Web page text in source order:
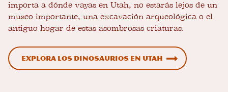
importa a dónde vayas en Utah, no estarás lejos de un
museo importante, una excavación arqueológica o el
antiguo hogar de estas asombrosas criaturas.
Explora los dinosaurios en Utah